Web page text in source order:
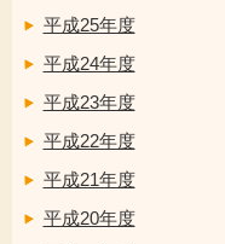
平成25年度
平成24年度
平成23年度
平成22年度
平成21年度
平成20年度